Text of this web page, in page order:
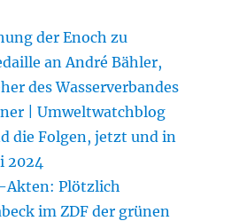
der Enoch zu
an André Bähler,
des Wasserverbandes
| Umweltwatchblog
die Folgen, jetzt und in
2024
Akten: Plötzlich
im ZDF der grünen